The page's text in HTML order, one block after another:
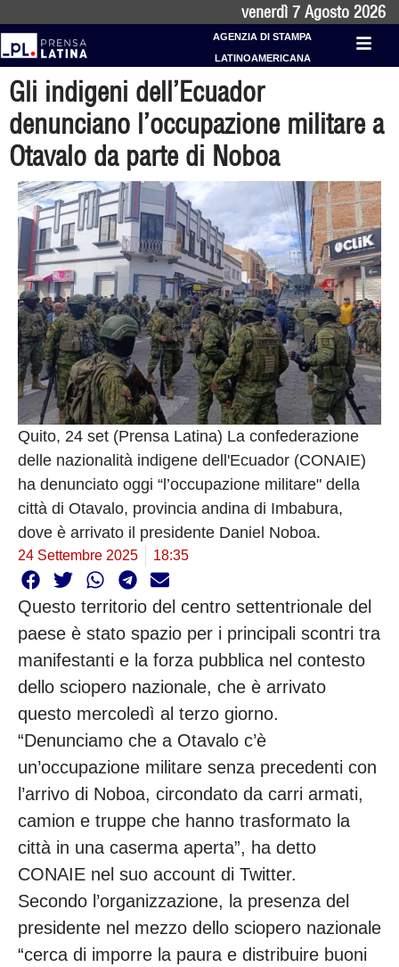
venerdì 7 Agosto 2026
AGENZIA DI STAMPA
LATINOAMERICANA
Gli indigeni dell’Ecuador
denunciano l’occupazione militare a
Otavalo da parte di Noboa
Quito, 24 set (Prensa Latina) La confederazione
delle nazionalità indigene dell'Ecuador (CONAIE)
ha denunciato oggi “l’occupazione militare" della
città di Otavalo, provincia andina di Imbabura,
dove è arrivato il presidente Daniel Noboa.
24 Settembre 2025 18:35
Questo territorio del centro settentrionale del
paese è stato spazio per i principali scontri tra
manifestanti e la forza pubblica nel contesto
dello sciopero nazionale, che è arrivato
questo mercoledì al terzo giorno.
“Denunciamo che a Otavalo c’è
un’occupazione militare senza precedenti con
l’arrivo di Noboa, circondato da carri armati,
camion e truppe che hanno trasformato la
città in una caserma aperta”, ha detto
CONAIE nel suo account di Twitter.
Secondo l’organizzazione, la presenza del
presidente nel mezzo dello sciopero nazionale
“cerca di imporre la paura e distribuire buoni